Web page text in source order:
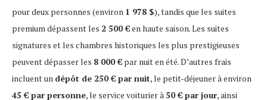
pour deux personnes (environ 1 978 $), tandis que les suites
premium dépassent les 2 500 €en haute saison. Les suites
signatures et les chambres historiques les plus prestigieuses
peuvent dépasser les 8 000 € par nuit en été. D’autres frais
incluent un dépôt de 250 € par nuit, le petit-déjeuner à environ
45 € par personne, le service voiturier à 50 € par jour, ainsi